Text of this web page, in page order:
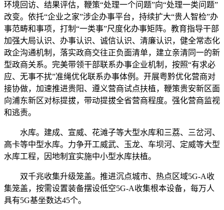
环境回访、结果评估，鞭策“处理一个问题”向“处理一类问题”
改变。依托“企业之家”涉企办事平台，持续扩大“贵人智检”办
事范畴和事项，打制“一类事”尺度化办事矩阵。教育指导干部
加强大局认识、办事认识、诚信认识、清廉认识，健全常态化
政企沟通机制，落实政商交往正负面清单，建立亲清同一的新
型政商关系。完美带领干部联系办事企业机制，按照“有求必
应、无事不扰”准绳优化联系办事体例。开展粤黔优化营商对
接协做，加速推进贵阳、遵义营商试点扶植，鞭策贵安新区面
向浦东新区对标提拔，带动提拔全省营商程度。强化营商监视
和逃责。
水库。建成、宣威、花滩子等大型水库和三荔、三岔河、
高卡等中型水库。力争开工威武、玉龙、车坝河、定威等大型
水库工程，因地制宜实施中小型水库扶植。
双千兆收集升级笼盖。推进沉点城市、热点区域5G-A收
集笼盖，按需设置装备摆设低空5G-A收集根本设备，每万人
具有5G基坐数达45个。